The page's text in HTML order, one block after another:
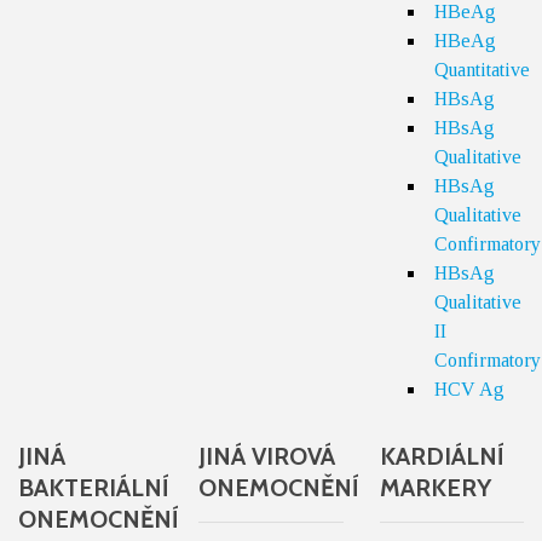
HBeAg
HBeAg
Quantitative
HBsAg
HBsAg
Qualitative
HBsAg
Qualitative
Confirmatory
HBsAg
Qualitative
II
Confirmatory
HCV Ag
JINÁ
BAKTERIÁLNÍ
ONEMOCNĚNÍ
JINÁ VIROVÁ
ONEMOCNĚNÍ
KARDIÁLNÍ
MARKERY